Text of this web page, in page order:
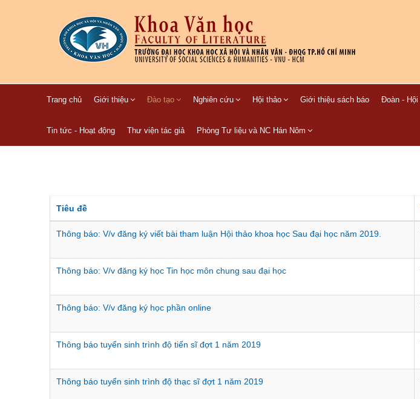
Trang chủ Giới thiệu Đào tạo Nghiên cứu Hội thảo Giới thiệu sách báo Đoàn - Hội
Tin tức - Hoạt động Thư viện tác giả Phòng Tư liệu và NC Hán Nôm
Tiêu đề
Thông báo: V/v đăng ký viết bài tham luận Hội thảo khoa học Sau đại học năm 2019.
Thông báo: V/v đăng ký học Tin học môn chung sau đại học
Thông báo: V/v đăng ký học phần online
Thông báo tuyển sinh trình độ tiến sĩ đợt 1 năm 2019
Thông báo tuyển sinh trình độ thạc sĩ đợt 1 năm 2019